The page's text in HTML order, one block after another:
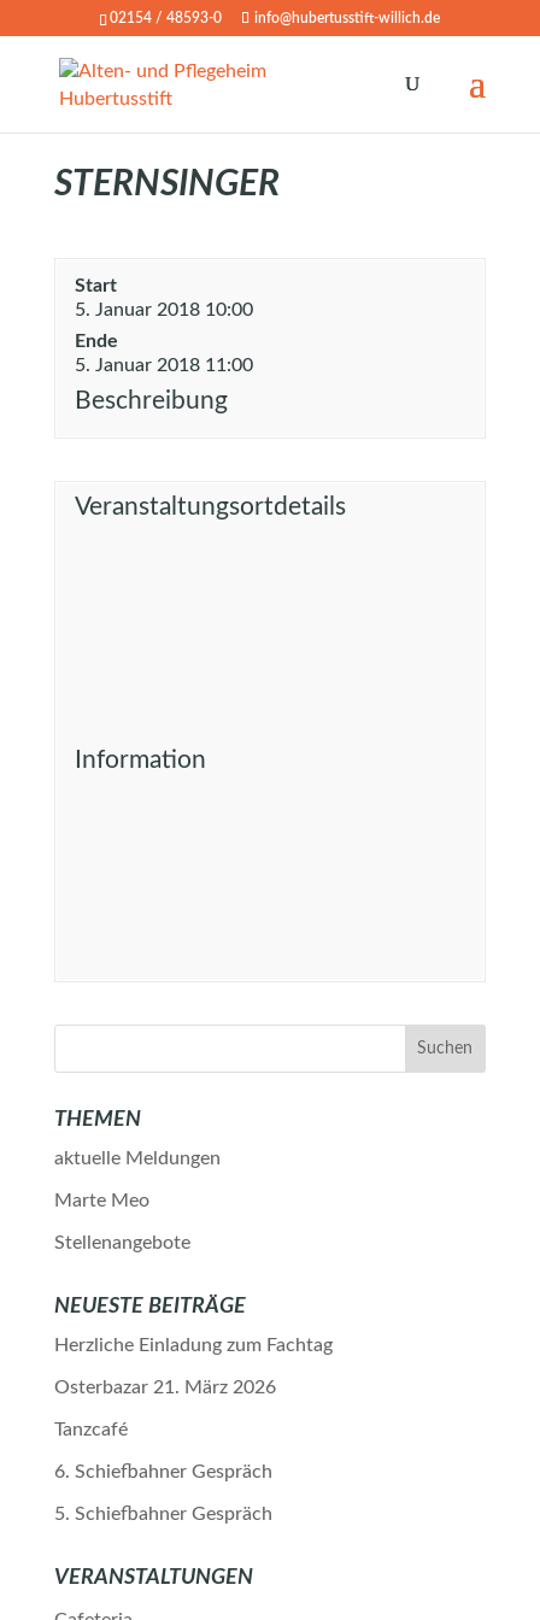
02154 / 48593-0 info@hubertusstift-willich.de
STERNSINGER
Start
5. Januar 2018 10:00
Ende
5. Januar 2018 11:00
Beschreibung
Veranstaltungsortdetails
Information
THEMEN
aktuelle Meldungen
Marte Meo
Stellenangebote
NEUESTE BEITRÄGE
Herzliche Einladung zum Fachtag
Osterbazar 21. März 2026
Tanzcafé
6. Schiefbahner Gespräch
5. Schiefbahner Gespräch
VERANSTALTUNGEN